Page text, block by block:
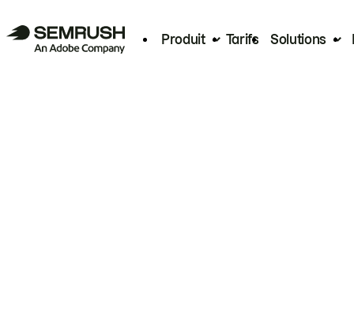
Produit Tarifs Solutions